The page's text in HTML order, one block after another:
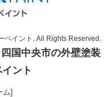
イント. All Rights Reserved.
国中央市の外壁塗装
ント
ム]